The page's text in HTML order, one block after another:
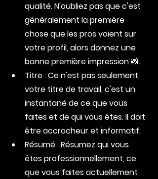
qualité. N'oubliez pas que c'est
généralement la première
chose que les pros voient sur
votre profil, alors donnez une
bonne première impression 📸.
Titre : Ce n'est pas seulement
votre titre de travail, c'est un
instantané de ce que vous
faites et de qui vous êtes. Il doit
être accrocheur et informatif.
Résumé : Résumez qui vous
êtes professionnellement, ce
que vous faites actuellement